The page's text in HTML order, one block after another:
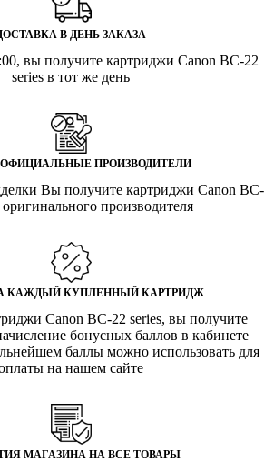
В ДЕНЬ ЗАКАЗА
вы получите картриджи Canon BC-22
series в тот же день
ПРОИЗВОДИТЕЛИ
Вы получите картриджи Canon BC-
оригинального производителя
КАЖДЫЙ КУПЛЕННЫЙ КАРТРИДЖ
Canon BC-22 series, вы получите
бонусных баллов в кабинете
баллы можно использовать для
на нашем сайте
МАГАЗИНА НА ВСЕ ТОВАРЫ